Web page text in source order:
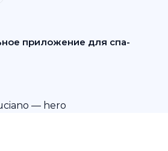
приложение для спа-